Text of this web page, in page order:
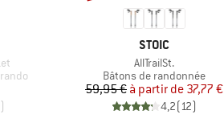
)
MARQUE
STOIC
Article
AllTrailSt.
Product group
Bâtons de randonnée
Prix
59,95 € Prix réduit
à partir de 37,77 €
4,2(12)